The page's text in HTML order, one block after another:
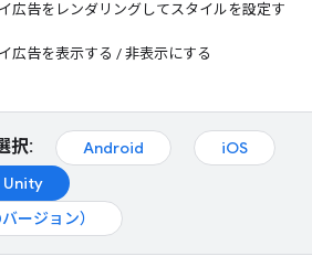
広告をレンダリングしてスタイルを設定す
広告を表示する / 非表示にする
択: Android
iOS
Unity
ージョン）